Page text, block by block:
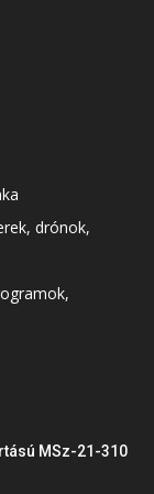
drónok,
MSz-21-310